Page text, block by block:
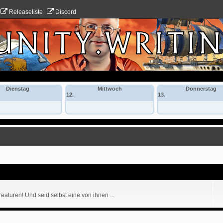
Releaseliste Discord
Dienstag
Mittwoch
12.
Donnerstag
13.
Und seid selbst eine von ihnen ...